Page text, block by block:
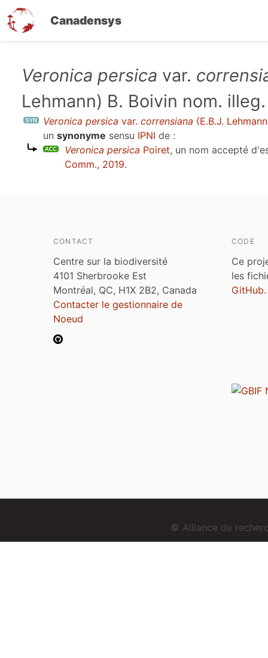
Canadensys
contenu
Veronica persica var.
Lehmann) B. Boivin nom. illeg.
Veronica persica var. corrensiana (E.B.J.
un synonyme sensu IPNI de :
Veronica persica Poiret, un nom accepté
Comm., 2019.
CONTACT
Centre sur la biodiversité
4101 Sherbrooke Est
Montréal, QC, H1X 2B2, Canada
Contacter le gestionnaire de
Noeud
CODE
Ce
les
GitHub.
© Alliance de